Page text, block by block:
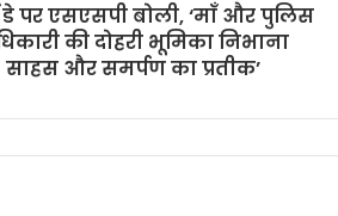
डे पर एसएसपी बोली, ‘माँ और पुलिस
की दोहरी भूमिका निभाना
साहस और समर्पण का प्रतीक’